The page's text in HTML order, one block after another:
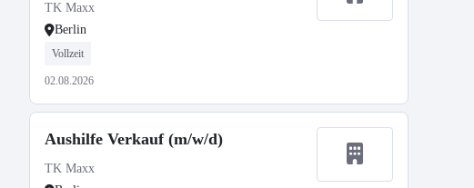
TK Maxx
Berlin
Vollzeit
02.08.2026
Aushilfe Verkauf (m/w/d)
TK Maxx